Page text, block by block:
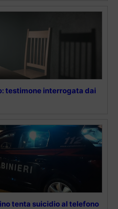
testimone interrogata dai
tenta suicidio al telefono